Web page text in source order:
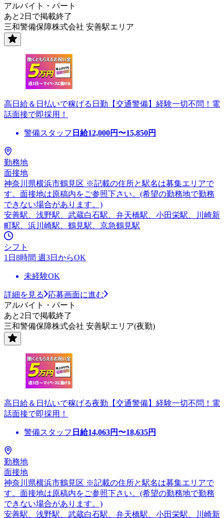
アルバイト・パート
あと2日で掲載終了
三和警備保障株式会社 安善駅エリア
高日給＆日払いで稼げる日勤【交通警備】経験一切不問！電
話面接で即採用！
警備スタッフ 日給12,000円〜15,850円
勤務地
面接地
神奈川県横浜市鶴見区 ※記載の住所と駅名は募集エリアで
す。面接地は原稿内をご参照下さい。(希望の勤務地で勤務
できない場合があります。)
安善駅、浅野駅、武蔵白石駅、弁天橋駅、小田栄駅、川崎新
町駅、浜川崎駅、鶴見駅、京急鶴見駅
シフト
1日8時間 週3日からOK
未経験OK
詳細を見る
応募画面に進む
アルバイト・パート
あと2日で掲載終了
三和警備保障株式会社 安善駅エリア(夜勤)
高日給＆日払いで稼げる夜勤【交通警備】経験一切不問！電
話面接で即採用！
警備スタッフ 日給14,063円〜18,635円
勤務地
面接地
神奈川県横浜市鶴見区 ※記載の住所と駅名は募集エリアで
す。面接地は原稿内をご参照下さい。(希望の勤務地で勤務
できない場合があります。)
安善駅、浅野駅、武蔵白石駅、弁天橋駅、小田栄駅、川崎新